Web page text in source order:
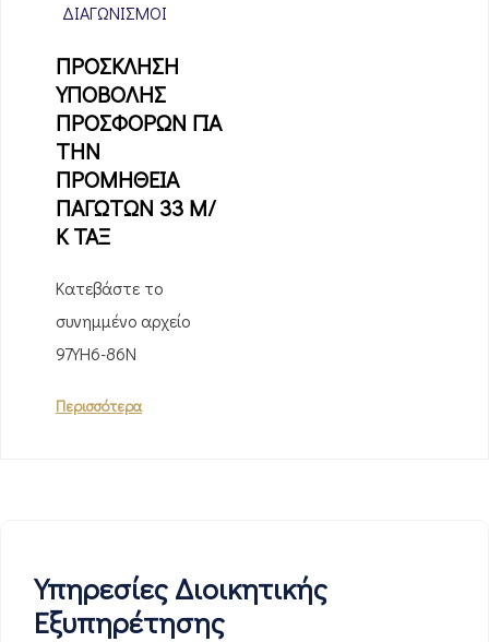
ΔΙΑΓΩΝΙΣΜΟΊ
ΠΡΟΣΚΛΗΣΗ
ΥΠΟΒΟΛΗΣ
ΠΡΟΣΦΟΡΩΝ ΓΙΑ
ΤΗΝ
ΠΡΟΜΗΘΕΙΑ
ΠΑΓΩΤΩΝ 33 Μ/
Κ ΤΑΞ
Κατεβάστε το
συνημμένο αρχείο
97ΥΗ6-86Ν
Περισσότερα
Υπηρεσίες Διοικητικής
Εξυπηρέτησης